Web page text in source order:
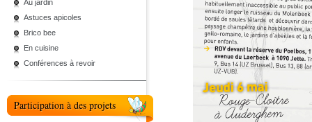
Au jardin
Astuces apicoles
Brico bee
En cuisine
Conférences à revoir
Participation à des projets